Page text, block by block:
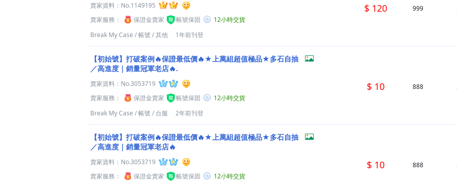
賣家資料： No.1149195
賣家服務：
保證金賣家 帳號保固
12小時交貨
Break My Case /帳號/其他 1年前刊登
$ 120 999
【初始號】打破案例🔥保證最低價🔥★上萬組超值極品★多石自抽
／高進度｜銷量冠軍老店🔥.
賣家資料： No.3053719
賣家服務：
保證金賣家 帳號保固
12小時交貨
Break My Case /帳號/ 台服 2年前刊登
$ 10 888
【初始號】打破案例🔥保證最低價🔥★上萬組超值極品★多石自抽
／高進度｜銷量冠軍老店🔥
賣家資料： No.3053719
賣家服務：
保證金賣家 帳號保固
12小時交貨
$ 10 888